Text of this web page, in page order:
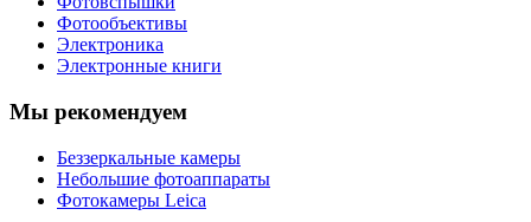
Фотообъективы
Электроника
Электронные книги
Мы рекомендуем
Беззеркальные камеры
Небольшие фотоаппараты
Фотокамеры Leica